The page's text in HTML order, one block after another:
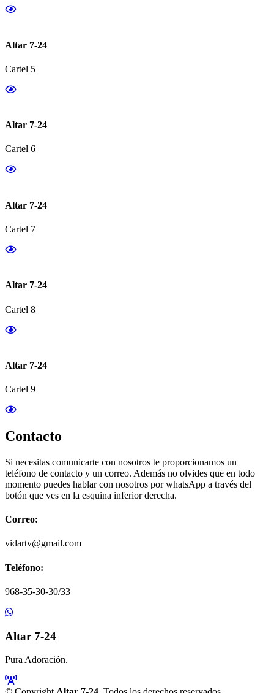
Altar 7-24
Cartel 5
Altar 7-24
Cartel 6
Altar 7-24
Cartel 7
Altar 7-24
Cartel 8
Altar 7-24
Cartel 9
Contacto
Si necesitas comunicarte con nosotros te proporcionamos un
teléfono de contacto y un correo. Además no olvides que en todo
momento puedes hablar con nosotros por whatsApp a través del
botón que ves en la esquina inferior derecha.
Correo:
vidartv@gmail.com
Teléfono:
968-35-30-30/33
Altar 7-24
Pura Adoración.